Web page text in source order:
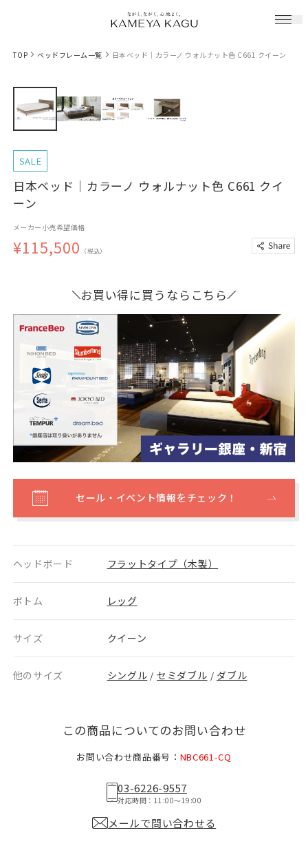
TOP ベッドフレーム一覧 日本ベッド｜カラーノ ウォルナット色 C661 クイーン
SALE
日本ベッド｜カラーノ ウォルナット色 C661 クイ
ーン
メーカー小売希望価格
¥115,500 （税込）
お買い得に買うならこちら
セール・イベント情報をチェック！
ヘッドボード フラットタイプ（木製）
ボトム レッグ
サイズ クイーン
他のサイズ シングル / セミダブル / ダブル
この商品についてのお問い合わせ
お問い合わせ商品番号： NBC661-CQ
03-6226-9557
対応時間：11:00〜19:00
メールで問い合わせる